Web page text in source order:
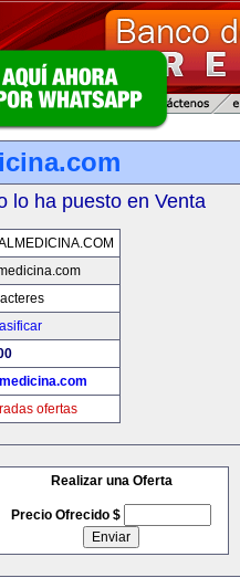
lo ha puesto en Venta
ofertas
Realizar una Oferta
Precio Ofrecido $